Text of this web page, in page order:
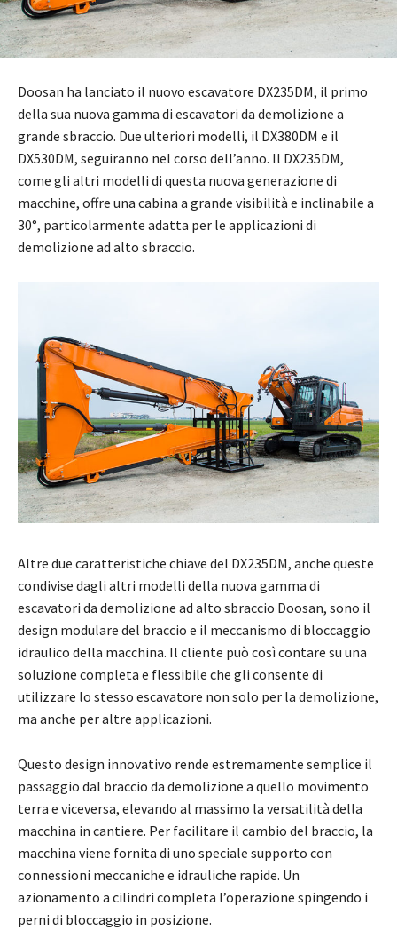
Doosan ha lanciato il nuovo escavatore DX235DM, il primo
della sua nuova gamma di escavatori da demolizione a
grande sbraccio. Due ulteriori modelli, il DX380DM e il
DX530DM, seguiranno nel corso dell’anno. Il DX235DM,
come gli altri modelli di questa nuova generazione di
macchine, offre una cabina a grande visibilità e inclinabile a
30°, particolarmente adatta per le applicazioni di
demolizione ad alto sbraccio.
Altre due caratteristiche chiave del DX235DM, anche queste
condivise dagli altri modelli della nuova gamma di
escavatori da demolizione ad alto sbraccio Doosan, sono il
design modulare del braccio e il meccanismo di bloccaggio
idraulico della macchina. Il cliente può così contare su una
soluzione completa e flessibile che gli consente di
utilizzare lo stesso escavatore non solo per la demolizione,
ma anche per altre applicazioni.
Questo design innovativo rende estremamente semplice il
passaggio dal braccio da demolizione a quello movimento
terra e viceversa, elevando al massimo la versatilità della
macchina in cantiere. Per facilitare il cambio del braccio, la
macchina viene fornita di uno speciale supporto con
connessioni meccaniche e idrauliche rapide. Un
azionamento a cilindri completa l’operazione spingendo i
perni di bloccaggio in posizione.